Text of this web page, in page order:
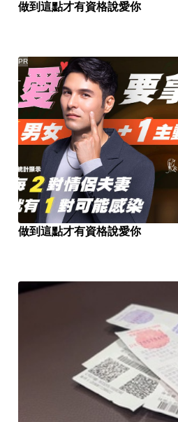
做到這點才有資格說愛你
做到這點才有資格說愛你
PR